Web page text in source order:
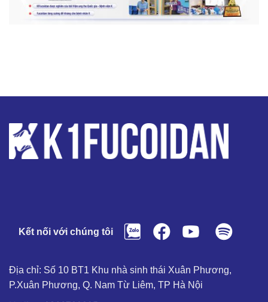
Kết nối với chúng tôi
Địa chỉ: Số 10 BT1 Khu nhà sinh thái Xuân Phương,
P.Xuân Phương, Q. Nam Từ Liêm, TP Hà Nội